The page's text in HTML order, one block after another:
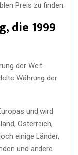
Preis zu finden.
die 1999
der Welt.
Währung der
und wird
Österreich,
einige Länder,
und andere